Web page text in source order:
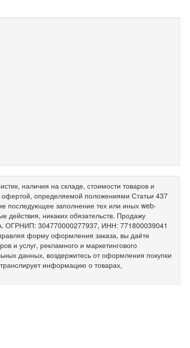
наличия на складе, стоимости товаров и
офертой, определяемой положениями Статьи 437
последующее заполнение тех или иных web-
никаких обязательств. Продажу
ОГРНИП: 304770000277937, ИНН: 771800039041
форму оформления заказа, вы даёте
и услуг, рекламного и маркетингового
данных, воздержитесь от оформления покупки
информацию о товарах,